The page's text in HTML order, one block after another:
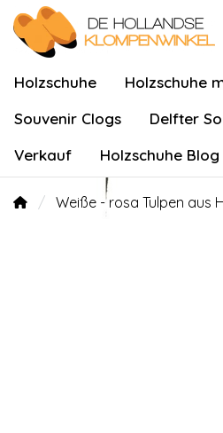
Holzschuhe Holzschuhe
Souvenir Clogs
Delfter
Verkauf
Holzschuhe Blog
Weiße - rosa Tulpen aus